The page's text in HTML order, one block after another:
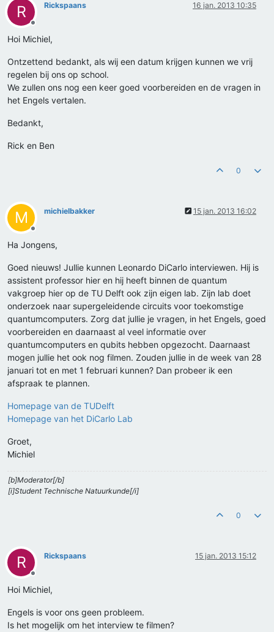
R
Offline
Rickspaans 16 jan. 2013 10:35
Hoi Michiel,
Ontzettend bedankt, als wij een datum krijgen kunnen we vrij
regelen bij ons op school.
We zullen ons nog een keer goed voorbereiden en de vragen in
het Engels vertalen.
Bedankt,
Rick en Ben
0
M
Offline
michielbakker 15 jan. 2013 16:02
Ha Jongens,
Goed nieuws! Jullie kunnen Leonardo DiCarlo interviewen. Hij is
assistent professor hier en hij heeft binnen de quantum
vakgroep hier op de TU Delft ook zijn eigen lab. Zijn lab doet
onderzoek naar supergeleidende circuits voor toekomstige
quantumcomputers. Zorg dat jullie je vragen, in het Engels, goed
voorbereiden en daarnaast al veel informatie over
quantumcomputers en qubits hebben opgezocht. Daarnaast
mogen jullie het ook nog filmen. Zouden jullie in de week van 28
januari tot en met 1 februari kunnen? Dan probeer ik een
afspraak te plannen.
Homepage van de TUDelft
Homepage van het DiCarlo Lab
Groet,
Michiel
[b]Moderator[/b]
[i]Student Technische Natuurkunde[/i]
0
R
Offline
Rickspaans 15 jan. 2013 15:12
Hoi Michiel,
Engels is voor ons geen probleem.
Is het mogelijk om het interview te filmen?